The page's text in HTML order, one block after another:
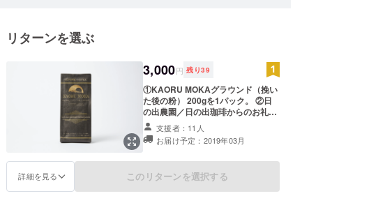
リターンを選ぶ
3,000円 残り39
①KAORU MOKAグラウンド（挽い
た後の粉） 200gを1パック。 ②日
の出農園／日の出珈琲からのお礼
状。 ※豆の状態をご希望の場合は対
応致しますのでご連絡ください。
支援者：11人
お届け予定：2019年03月
詳細を見る このリターンを選択する